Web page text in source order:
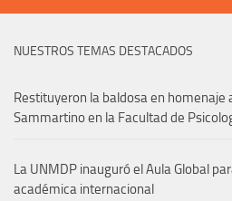
NUESTROS TEMAS DESTACADOS
Restituyeron la baldosa en homenaje
Sammartino en la Facultad de
La UNMDP inauguró el Aula Global
académica internacional